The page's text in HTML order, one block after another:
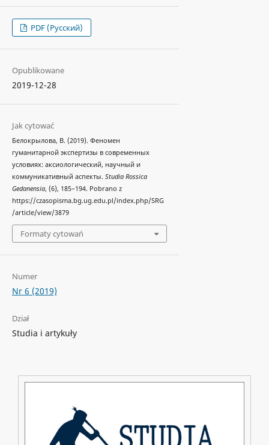
PDF (Русский)
Opublikowane
2019-12-28
Jak cytować
Белокрылова, В. (2019). Феномен
гуманитарной экспертизы в современных
условиях: аксиологический, научный и
коммуникативный аспекты. Studia Rossica
Gedanensia, (6), 185–194. Pobrano z
https://czasopisma.bg.ug.edu.pl/index.php/SRG
/article/view/3879
Formaty cytowań
Numer
Nr 6 (2019)
Dział
Studia i artykuły